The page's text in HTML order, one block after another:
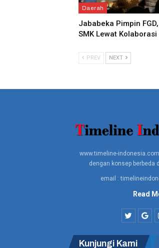
Daerah
Jababeka Pimpin
SMK Lewat Kolaborasi
PREV NEXT
www.timeline-
dengan konsep berbeda
email :
Read
Kunjungi Kami